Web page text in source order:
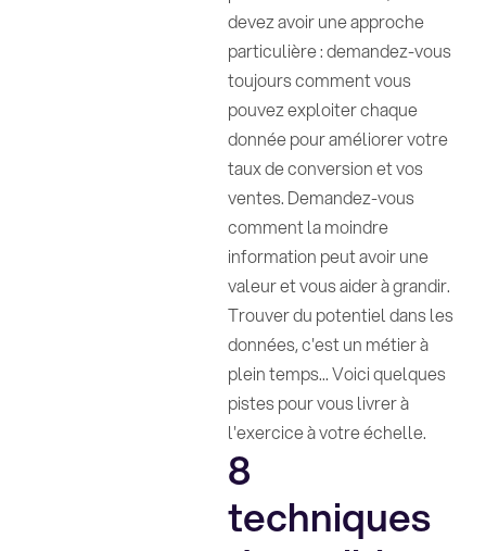
devez avoir une approche
particulière : demandez-vous
toujours comment vous
pouvez exploiter chaque
donnée pour améliorer votre
taux de conversion et vos
ventes. Demandez-vous
comment la moindre
information peut avoir une
valeur et vous aider à grandir.
Trouver du potentiel dans les
données, c'est un métier à
plein temps... Voici quelques
pistes pour vous livrer à
l'exercice à votre échelle.
8
techniques